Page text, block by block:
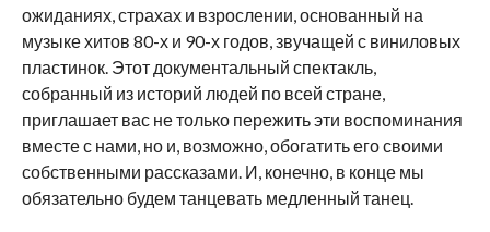
ожиданиях, страхах и взрослении, основанный на
музыке хитов 80-х и 90-х годов, звучащей с виниловых
пластинок. Этот документальный спектакль,
собранный из историй людей по всей стране,
приглашает вас не только пережить эти воспоминания
вместе с нами, но и, возможно, обогатить его своими
собственными рассказами. И, конечно, в конце мы
обязательно будем танцевать медленный танец.